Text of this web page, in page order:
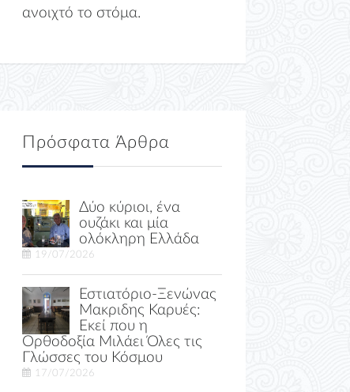
ανοιχτό το στόμα.
Πρόσφατα Άρθρα
Δύο κύριοι, ένα
ουζάκι και μία
ολόκληρη Ελλάδα
19/07/2026
Εστιατόριο-Ξενώνας
Μακριδης Καρυές:
Εκεί που η
Ορθοδοξία Μιλάει Όλες τις
Γλώσσες του Κόσμου
17/07/2026